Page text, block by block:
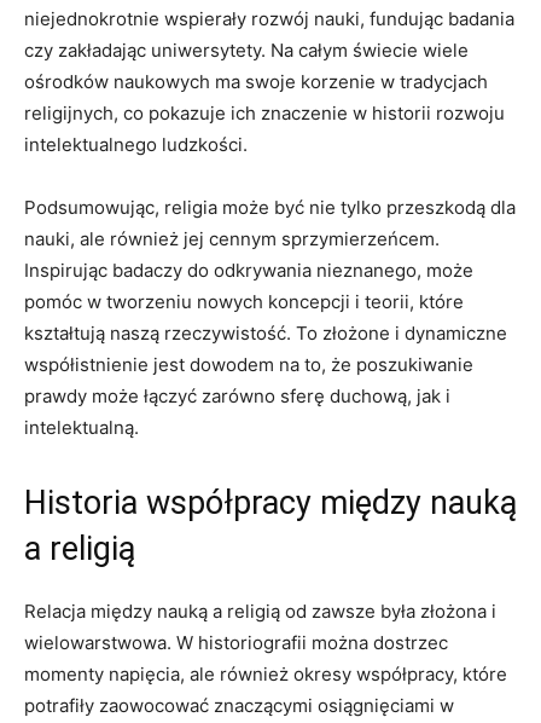
niejednokrotnie wspierały rozwój nauki, fundując badania
czy zakładając uniwersytety. Na całym świecie wiele
ośrodków naukowych ma swoje korzenie w tradycjach
religijnych, co pokazuje ich znaczenie w historii rozwoju
intelektualnego ludzkości.
Podsumowując, religia może być nie tylko przeszkodą dla
nauki, ale również jej cennym sprzymierzeńcem.
Inspirując badaczy do odkrywania nieznanego, może
pomóc w tworzeniu nowych koncepcji i teorii, które
kształtują naszą rzeczywistość. To złożone i dynamiczne
współistnienie jest dowodem na to, że poszukiwanie
prawdy może łączyć zarówno sferę duchową, jak i
intelektualną.
Historia współpracy między nauką
a religią
Relacja między nauką a religią od zawsze była złożona i
wielowarstwowa. W historiografii można dostrzec
momenty napięcia, ale również okresy współpracy, które
potrafiły zaowocować znaczącymi osiągnięciami w